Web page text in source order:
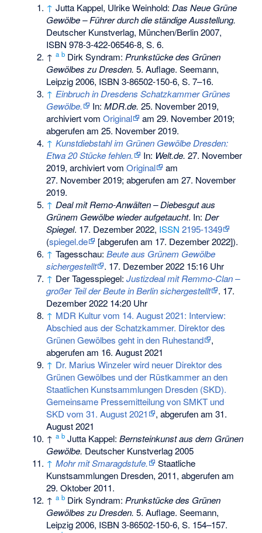
↑ Jutta Kappel, Ulrike Weinhold:Das Neue Grüne
Gewölbe – Führer durch die ständige Ausstellung.
Deutscher Kunstverlag, München/Berlin 2007,
ISBN 978-3-422-06546-8, S. 6.
↑a b Dirk Syndram: Prunkstücke des Grünen
Gewölbes zu Dresden. 5. Auflage. Seemann,
Leipzig 2006, ISBN 3-86502-150-6, S. 7–16.
↑ Einbruch in Dresdens Schatzkammer Grünes
Gewölbe.
In:MDR.de. 25. November 2019,
archiviert vomOriginal am29. November 2019;
abgerufen am 25. November 2019.
↑ Kunstdiebstahl im Grünen Gewölbe Dresden:
Etwa 20 Stücke fehlen.
In: Welt.de. 27. November
2019, archiviert vomOriginal
am
27. November 2019; abgerufen am 27. November
2019.
↑ Deal mit Remo-Anwälten – Diebesgut aus
Grünem Gewölbe wieder aufgetaucht. In:Der
Spiegel. 17. Dezember 2022, ISSN 2195-1349
(spiegel.de
[abgerufen am 17. Dezember 2022]).
↑ Tagesschau:Beute aus Grünem Gewölbe
sichergestellt
. 17. Dezember 2022 15:16 Uhr
↑ Der Tagesspiegel:Justizdeal mit Remmo-Clan –
großer Teil der Beute in Berlin sichergestellt
. 17.
Dezember 2022 14:20 Uhr
↑ MDR Kultur vom 14. August 2021: Interview:
Abschied aus der Schatzkammer. Direktor des
Grünen Gewölbes geht in den Ruhestand
,
abgerufen am 16. August 2021
↑ Dr. Marius Winzeler wird neuer Direktor des
Grünen Gewölbes und der Rüstkammer an den
Staatlichen Kunstsammlungen Dresden (SKD).
Gemeinsame Pressemitteilung von SMKT und
SKD vom 31. August 2021
, abgerufen am 31.
August 2021
↑a b Jutta Kappel:Bernsteinkunst aus dem Grünen
Gewölbe. Deutscher Kunstverlag 2005
↑ Mohr mit Smaragdstufe.
Staatliche
Kunstsammlungen Dresden, 2011, abgerufen am
29. Oktober 2011.
↑a b Dirk Syndram: Prunkstücke des Grünen
Gewölbes zu Dresden. 5. Auflage. Seemann,
Leipzig 2006, ISBN 3-86502-150-6, S. 154–157.